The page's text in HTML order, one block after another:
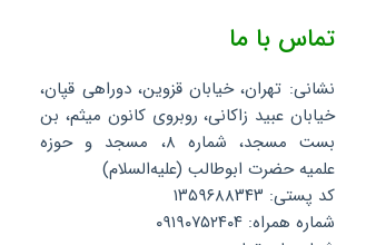
تماس با ما
نشانی: تهران، خیابان قزوین، دوراهی قپان،
خیابان عبید زاکانی، روبروی کانون میثم، بن
بست مسجد، شماره ۸، مسجد و حوزه
علمیه حضرت ابوطالب (علیه‌السلام)
کد پستی: ۱۳۵۹۶۸۸۳۴۳
شماره همراه: ۰۹۱۹۰۷۵۲۴۰۴